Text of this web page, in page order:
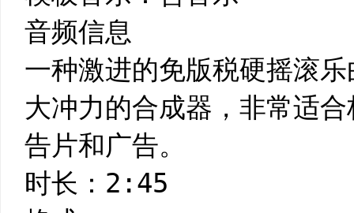
音频信息
一种激进的免版税硬摇滚
大冲力的合成器，非常适
告片和广告。
时长：2:45